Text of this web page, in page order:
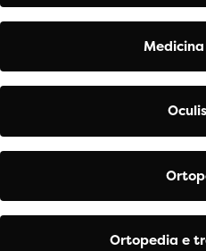
Ortopedia e